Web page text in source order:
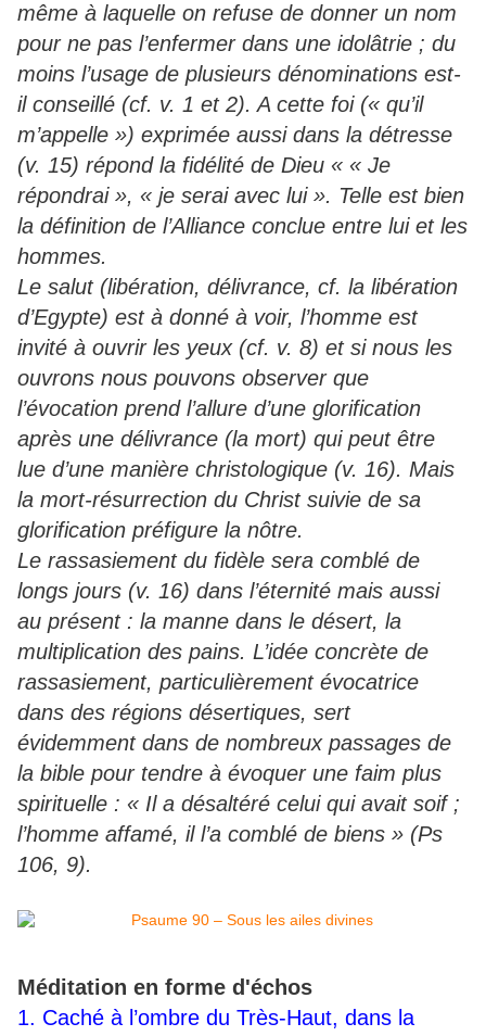
même à laquelle on refuse de donner un nom
pour ne pas l’enfermer dans une idolâtrie ; du
moins l’usage de plusieurs dénominations est-
il conseillé (cf. v. 1 et 2). A cette foi (« qu’il
m’appelle ») exprimée aussi dans la détresse
(v. 15) répond la fidélité de Dieu « « Je
répondrai », « je serai avec lui ». Telle est bien
la définition de l’Alliance conclue entre lui et les
hommes.
Le salut (libération, délivrance, cf. la libération
d’Egypte) est à donné à voir, l’homme est
invité à ouvrir les yeux (cf. v. 8) et si nous les
ouvrons nous pouvons observer que
l’évocation prend l’allure d’une glorification
après une délivrance (la mort) qui peut être
lue d’une manière christologique (v. 16). Mais
la mort-résurrection du Christ suivie de sa
glorification préfigure la nôtre.
Le rassasiement du fidèle sera comblé de
longs jours (v. 16) dans l’éternité mais aussi
au présent : la manne dans le désert, la
multiplication des pains. L’idée concrète de
rassasiement, particulièrement évocatrice
dans des régions désertiques, sert
évidemment dans de nombreux passages de
la bible pour tendre à évoquer une faim plus
spirituelle : « Il a désaltéré celui qui avait soif ;
l’homme affamé, il l’a comblé de biens » (Ps
106, 9).
Méditation en forme d'échos
1. Caché à l’ombre du Très-Haut, dans la